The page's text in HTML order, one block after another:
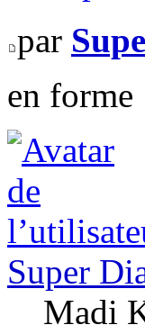
par
en forme
Super
Madi